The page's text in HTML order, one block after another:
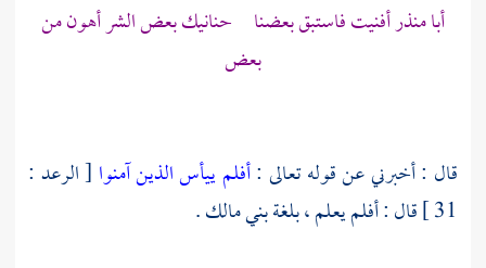
أبا منذرأفنيت فاستبق بعضنا حنانيك بعض الشر أهون من
بعض
قال : أخبرني عن قوله تعالى :أفلم ييأس الذين آمنوا [ الرعد :
31 ] قال : أفلم يعلم ، بلغة
بني مالك.